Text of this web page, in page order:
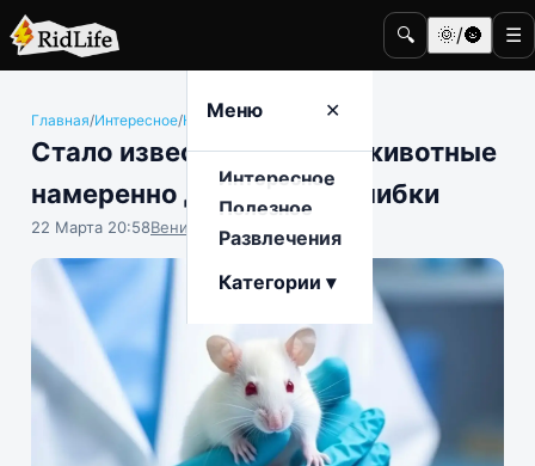
🔍 🌞/🌚 ☰
Меню ✕
Интересное
Полезное
Развлечения
Категории ▾
Главная/Интересное/Наука и техника
Стало известно, почему животные
намеренно допускают ошибки
22 Марта 20:58Вениамин Ветролесов